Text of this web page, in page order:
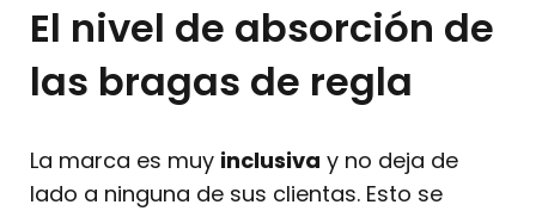
El nivel de absorción de
las bragas de regla
La marca es muy inclusiva y no deja de
lado a ninguna de sus clientas. Esto se